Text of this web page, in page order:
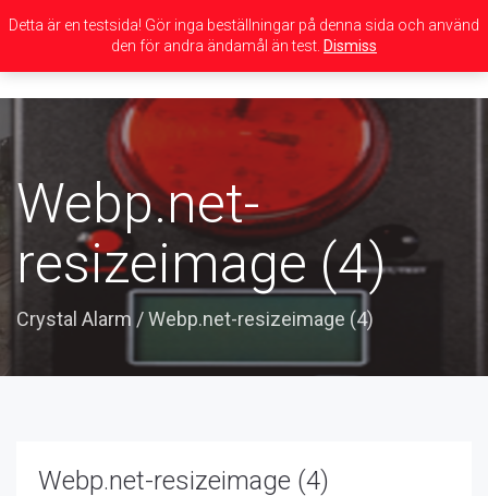
navigation
Webp.net-
resizeimage (4)
Crystal Alarm /Webp.net-resizeimage (4)
Webp.net-resizeimage (4)
Detta är en testsida! Gör inga beställningar på denna sida och använd
den för andra ändamål än test. Dismiss